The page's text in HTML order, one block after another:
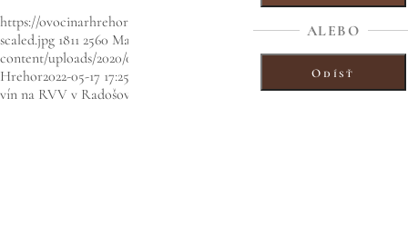
https://ovocinarhrehor.sk/wp-content/uploads/2022/05/Alexandra-1-
scaled.jpg 1811 2560 Martin Hrehor
https://ovocinarhrehor.sk/wp-
content/uploads/2020/09/hrehor-logo-FINAL-573x1030.png Martin
Hrehor2022-05-17 17:25:43
Zlato a šampión ovocných
vín na RVV v Radošovciach 2022 …
ALEBO
Odísť